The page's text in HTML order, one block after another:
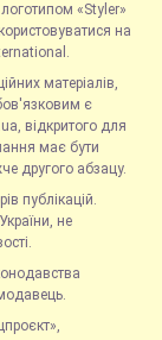
«Styler»
на
матеріалів,
є
відкритого для
має бути
другого абзацу.
публікацій.
не